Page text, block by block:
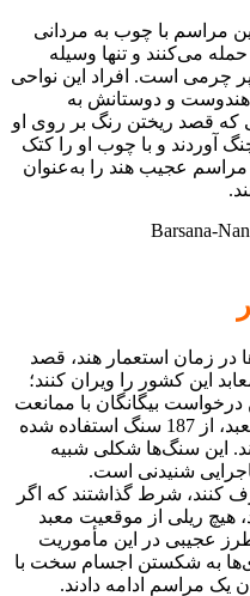
مراسم با چوب به مردانی
می‌کنند و تنها وسیله
چرمی است. افراد این نواحی
هندوست و دوستانش به
که قصد ریختن رنگ بر روی او
آوردند و با چوب او را کتک
مراسم عجیب هند را به‌عنوان
در زمان استعمار هند، قصد
این کشور را ویران کنند؛
بیگانگان با ممانعت
مردم روبه‌رو شد. در زمان ساخت معبد، از 187 سنگ استفاده شده
این سنگ‌ها شکلی شبیه
شنیدنی است.
کنند، شرط گذاشتند که اگر
هیچ ریلی از موقعیت معبد
عجیبی در این مأموریت
به شکستن اجسام سخت با
یک مراسم ادامه دادند.